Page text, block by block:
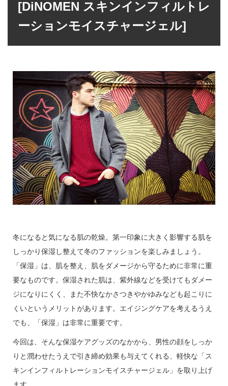
[DiNOMEN スキンインフィルトレ
ーションモイスチャージェル]
冬になると気になる肌の乾燥。第一印象に大きく影響する肌を
しっかり保湿し整えて冬のファッションを楽しみましょう。
「保湿」は、肌を整え、肌をダメージから守るために非常に重
要なものです。保湿された肌は、紫外線などを受けてもダメー
ジになりにくく、また不快なかさつきやかゆみなども起こりに
くいというメリットがあります。エイジングケアを考えるうえ
でも、「保湿」は非常に重要です。
今回は、そんな保湿ケアグッズのなかから、男性の顔をしっか
りと潤わせたうえで引き締め効果も与えてくれる、軽快な「ス
キンインフィルトレーションモイスチャージェル」を取り上げ